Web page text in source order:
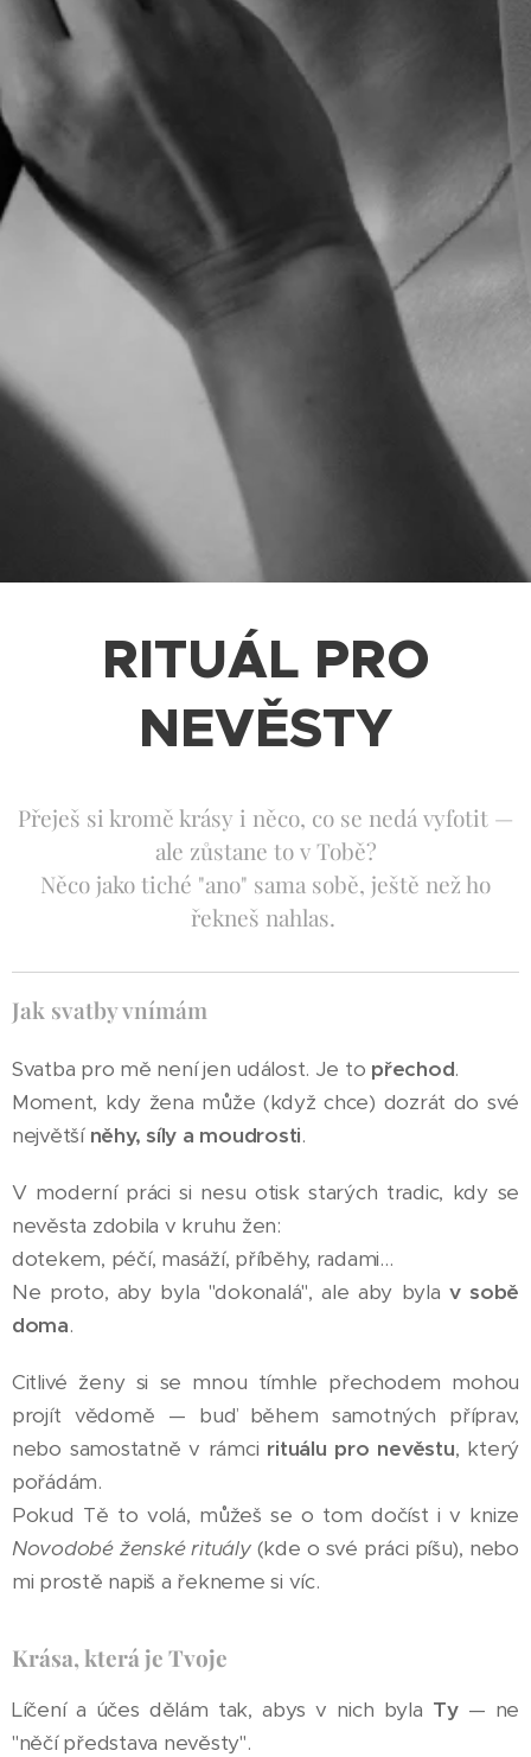
RITUÁL PRO
NEVĚSTY
Přeješ si kromě krásy i něco, co se nedá vyfotit —
ale zůstane to v Tobě?
Něco jako tiché "ano" sama sobě, ještě než ho
řekneš nahlas.
Jak svatby vnímám
Svatba pro mě není jen událost. Je to přechod.
Moment, kdy žena může (když chce) dozrát do své
největší něhy, síly a moudrosti.
V moderní práci si nesu otisk starých tradic, kdy se
nevěsta zdobila v kruhu žen:
dotekem, péčí, masáží, příběhy, radami…
Ne proto, aby byla "dokonalá", ale aby byla v sobě
doma.
Citlivé ženy si se mnou tímhle přechodem mohou
projít vědomě — buď během samotných příprav,
nebo samostatně v rámci rituálu pro nevěstu, který
pořádám.
Pokud Tě to volá, můžeš se o tom dočíst i v knize
Novodobé ženské rituály(kde o své práci píšu), nebo
mi prostě napiš a řekneme si víc.
Krása, která je Tvoje
Líčení a účes dělám tak, abys v nich byla Ty— ne
"něčí představa nevěsty".